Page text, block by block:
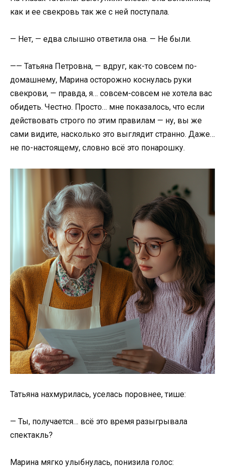
как и ее свекровь так же с ней поступала.
— Нет, — едва слышно ответила она. — Не были.
—— Татьяна Петровна, — вдруг, как-то совсем по-
домашнему, Марина осторожно коснулась руки
свекрови, — правда, я… совсем-совсем не хотела вас
обидеть. Честно. Просто… мне показалось, что если
действовать строго по этим правилам — ну, вы же
сами видите, насколько это выглядит странно. Даже…
не по-настоящему, словно всё это понарошку.
Татьяна нахмурилась, уселась поровнее, тише:
— Ты, получается… всё это время разыгрывала
спектакль?
Марина мягко улыбнулась, понизила голос: